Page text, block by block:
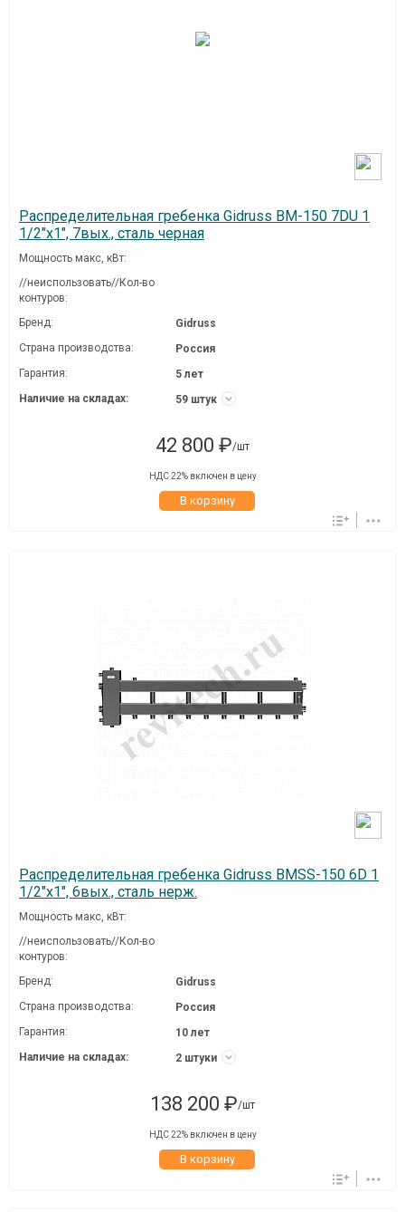
Распределительная гребенка Gidruss BM-150 7DU 1
1/2"х1", 7вых., сталь черная
Мощность макс, кВт:
//неиспользовать//Кол-во
контуров:
Бренд:
Gidruss
Страна производства:
Россия
Гарантия:
5 лет
Наличие на складах:
59 штук
42 800 ₽/шт
НДС 22% включен в цену
В корзину
Распределительная гребенка Gidruss BMSS-150 6D 1
1/2"х1", 6вых., сталь нерж.
Мощность макс, кВт:
//неиспользовать//Кол-во
контуров:
Бренд:
Gidruss
Страна производства:
Россия
Гарантия:
10 лет
Наличие на складах:
2 штуки
138 200 ₽/шт
НДС 22% включен в цену
В корзину